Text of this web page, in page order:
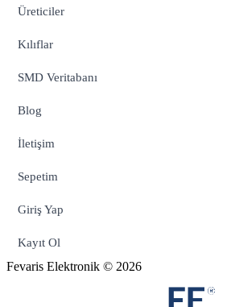
Üreticiler
Kılıflar
SMD Veritabanı
Blog
İletişim
Sepetim
Giriş Yap
Kayıt Ol
Fevaris Elektronik © 2026